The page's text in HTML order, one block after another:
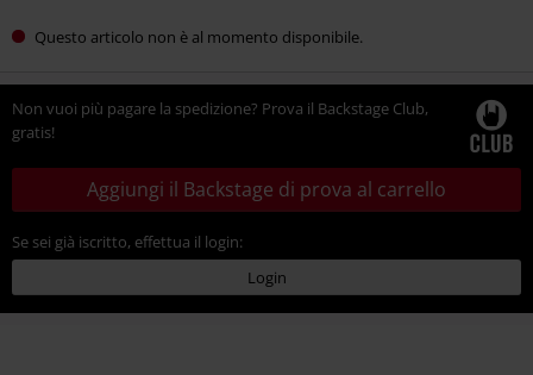
Questo articolo non è al momento disponibile.
Non vuoi più pagare la spedizione? Prova il Backstage Club,
gratis!
Aggiungi il Backstage di prova al carrello
Se sei già iscritto, effettua il login:
Login